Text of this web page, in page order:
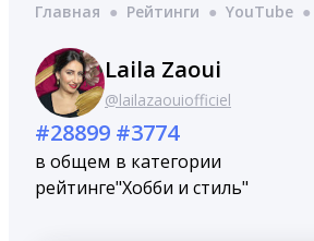
Главная ● Рейтинги ● YouTube ●
Laila Zaoui
@lailazaouiofficiel
#28899
в общем
рейтинге
#3774
в категории
"Хобби и стиль"